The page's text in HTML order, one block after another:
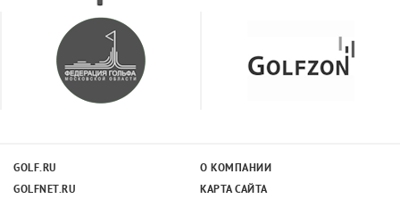
GOLF.RU
GOLFNET.RU
О КОМПАНИИ
КАРТА САЙТА